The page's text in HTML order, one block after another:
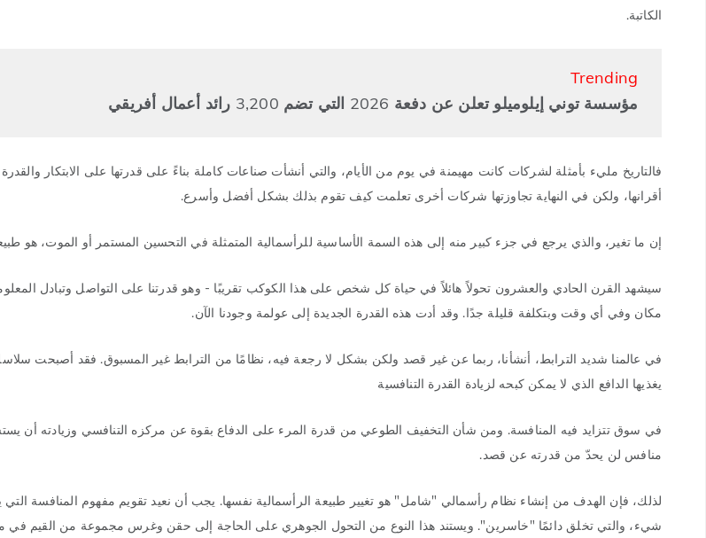
الكاتبة.
Trending
مؤسسة توني إيلوميلو تعلن عن دفعة 2026 التي تضم 3,200 رائد أعمال أفريقي
فالتاريخ مليء بأمثلة لشركات كانت مهيمنة في يوم من الأيام، والتي أنشأت صناعات كاملة بناءً على قدرتها على الابتكار
أقرانها، ولكن في النهاية تجاوزتها شركات أخرى تعلمت كيف تقوم بذلك بشكل أفضل وأسرع.
إن ما تغير، والذي يرجع في جزء كبير منه إلى هذه السمة الأساسية للرأسمالية المتمثلة في التحسين المستمر أو الموت، هو
سيشهد القرن الحادي والعشرون تحولاً هائلاً في حياة كل شخص على هذا الكوكب تقريبًا - وهو قدرتنا على التواصل وتبادل
مكان وفي أي وقت وبتكلفة قليلة جدًا. وقد أدت هذه القدرة الجديدة إلى عولمة وجودنا الآن.
في عالمنا شديد الترابط، أنشأنا، ربما عن غير قصد ولكن بشكل لا رجعة فيه، نظامًا من الترابط غير المسبوق. فقد أصبحت سلاسل
يغذيها الدافع الذي لا يمكن كبحه لزيادة القدرة التنافسية
في سوق تتزايد فيه المنافسة. ومن شأن التخفيف الطوعي من قدرة المرء على الدفاع بقوة عن مركزه التنافسي وزيادته أن
منافس لن يحدّ من قدرته عن قصد.
لذلك، فإن الهدف من إنشاء نظام رأسمالي "شامل" هو تغيير طبيعة الرأسمالية نفسها. يجب أن نعيد تقويم مفهوم المنافسة التي
شيء، والتي تخلق دائمًا "خاسرين". ويستند هذا النوع من التحول الجوهري على الحاجة إلى حقن وغرس مجموعة من القيم في